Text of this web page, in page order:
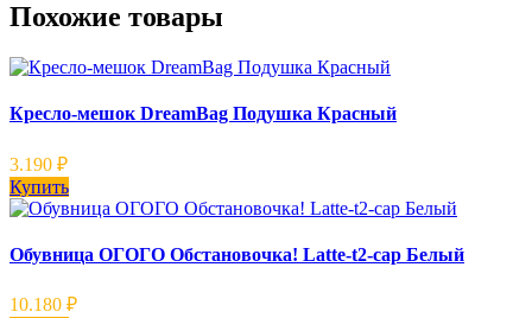
Похожие товары
Кресло-мешок DreamBag Подушка Красный
3.190 ₽
Купить
Обувница ОГОГО Обстановочка! Latte-t2-cap Белый
10.180 ₽